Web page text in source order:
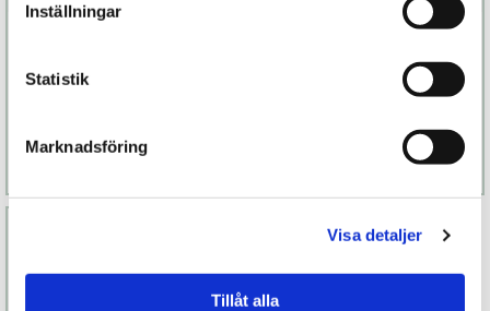
Inställningar
Statistik
Marknadsföring
Visa detaljer
Tillåt alla
Magnifique Cuffs
Finns fler alternativ
Köp